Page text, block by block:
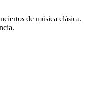
de música clásica.